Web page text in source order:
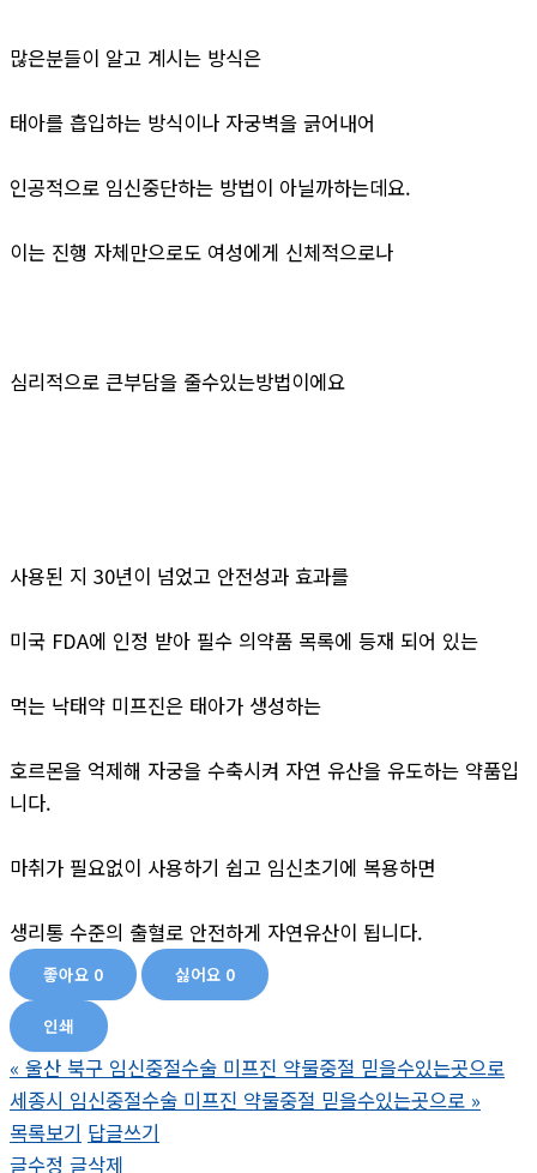
많은분들이 알고 계시는 방식은
태아를 흡입하는 방식이나 자궁벽을 긁어내어
인공적으로 임신중단하는 방법이 아닐까하는데요.
이는 진행 자체만으로도 여성에게 신체적으로나
심리적으로 큰부담을 줄수있는방법이에요
사용된 지 30년이 넘었고 안전성과 효과를
미국 FDA에 인정 받아 필수 의약품 목록에 등재 되어 있는
먹는 낙태약 미프진은 태아가 생성하는
호르몬을 억제해 자궁을 수축시켜 자연 유산을 유도하는 약품입
니다.
마취가 필요없이 사용하기 쉽고 임신초기에 복용하면
생리통 수준의 출혈로 안전하게 자연유산이 됩니다.
좋아요 0 싫어요 0
인쇄
« 울산 북구 임신중절수술 미프진 약물중절 믿을수있는곳으로
세종시 임신중절수술 미프진 약물중절 믿을수있는곳으로 »
목록보기 답글쓰기
글수정 글삭제